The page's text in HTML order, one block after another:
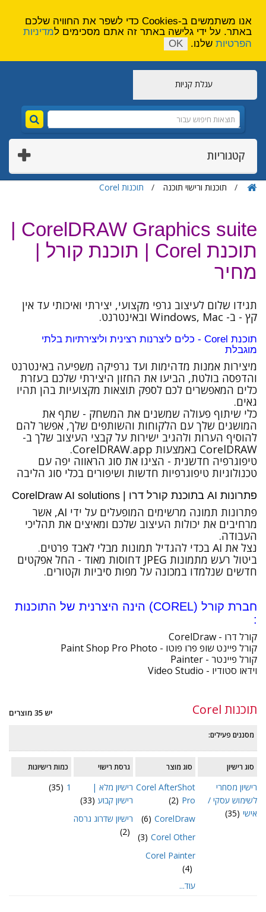
עגלת קניות
קטגוריות
תוכנות ורישוי תוכנה תוכנות Corel
CorelDRAW Graphics suite |
תוכנת Corel | תוכנת קורל |
מחיר
תגידו שלום לעיצוב גרפי מקצועי, יצירתי ואיכותי עד אין
קץ - ב- Windows, Mac ובאינטרנט.
תוכנת Corel - כלים ליצרנות רצינית וליצירתיות בלתי
מוגבלת
מיצירות אמנות מדהימות ועד גרפיקה משפיעה באינטרנט
והדפסה בולטת, הביעו את החזון היצירתי שלכם בעזרת
כלים המאפשרים לכם לספק תוצאות מקצועיות בהן תהיו
גאים.
כלי שיתוף פעולה שמשנים את המשחק - שתף את
המושגים שלך עם הלקוחות והשותפים שלך, אפשר להם
להוסיף הערות ולהגיב ישירות על קבצי העיצוב שלך ב-
CorelDRAW באמצעות CorelDRAW.app.
טיפוגרפיה חדשנית - הציגו את סוג הראווה יפה עם
טכנולוגיות טיפוגרפיות חדשות ושיפורים בכלי סוג הליבה
פתרונות AI בתוכנת קורל דרו | CorelDraw AI solutions
פתרונות תמונה מרשימים המופעלים על ידי AI, אשר
מרחיבים את יכולות העיצוב שלכם ומאיצים את תהליכי
העבודה.
נצל את AI בכדי להגדיל תמונות מבלי לאבד פרטים.
ביטול רעש מתמונות JPEG דחוסות מאוד - החל אפקטים
חדשים שנלמדו במכונה על מפות סיביות וקטורים.
חברת קורל (COREL) הינה היצרנית של התוכנות
:
קורל דרו - CorelDraw
קורל פיינט שופ פרו פוטו - Paint Shop Pro Photo
קורל פיינטר - Painter
וידאו סטודיו - Video Studio
תוכנות Corel יש 35 מוצרים
מסננים פעילים:
סוג רישיון
רישיון מסחרי
לשימוש עסקי /
אישי (35)
סוג מוצר
Corel AfterShot
Pro
(2)
CorelDraw
(6)
Corel Other
(3)
Corel Painter
(4)
עוד...
גרסת רישוי
רישיון מלא |
רישיון קבוע (33)
רישיון שדרוג גרסה
(2)
כמות רישיונות
1
(35)
אנו משתמשים ב-Cookies כדי לשפר את החוויה שלכם
באתר. על ידי גלישה באתר זה אתם מסכימים למדיניות
הפרטיות שלנו. OK